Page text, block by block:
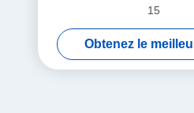
15
Obtenez le